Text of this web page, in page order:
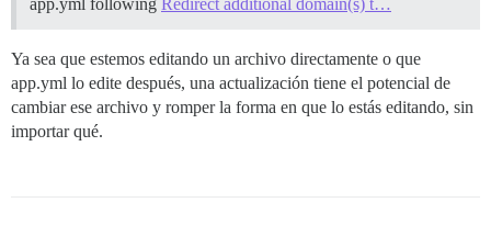
app.yml following Redirect additional domain(s) t…
Ya sea que estemos editando un archivo directamente o que
app.yml lo edite después, una actualización tiene el potencial de
cambiar ese archivo y romper la forma en que lo estás editando, sin
importar qué.